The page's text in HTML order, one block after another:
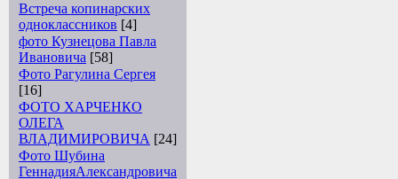
Встреча копинарских
одноклассников [4]
фото Кузнецова Павла
Ивановича [58]
Фото Рагулина Сергея
[16]
ФОТО ХАРЧЕНКО
ОЛЕГА
ВЛАДИМИРОВИЧА [24]
Фото Шубина
ГеннадияАлександровича